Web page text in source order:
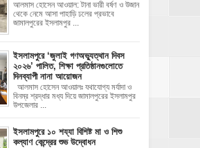
আলমাস হোসেন আওয়াল: টানা ভারী বর্ষণ ও উজান
থেকে নেমে আসা পাহাড়ি ঢলের প্রভাবে
জামালপুরের ইসলামপুর ...
‎ইসলামপুরে ‘জুলাই গণঅভ্যুত্থান দিবস
২০২৬’ পালিত, শিক্ষা প্রতিষ্ঠানগুলোতে
দিনব্যাপী নানা আয়োজন
‎​আলমাস হোসেন আওয়ালঃ‎ ‎​যথাযোগ্য মর্যাদা ও
বিনম্র শ্রদ্ধার মধ্য দিয়ে জামালপুরের ইসলামপুর
উপজেলার ...
ইসলামপুরে ১০ শয্যা বিশিষ্ট মা ও শিশু
কল্যাণ কেন্দ্রের শুভ উদ্বোধন